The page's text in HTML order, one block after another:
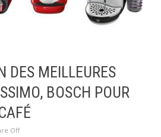
DES MEILLEURES
BOSCH POUR
Off